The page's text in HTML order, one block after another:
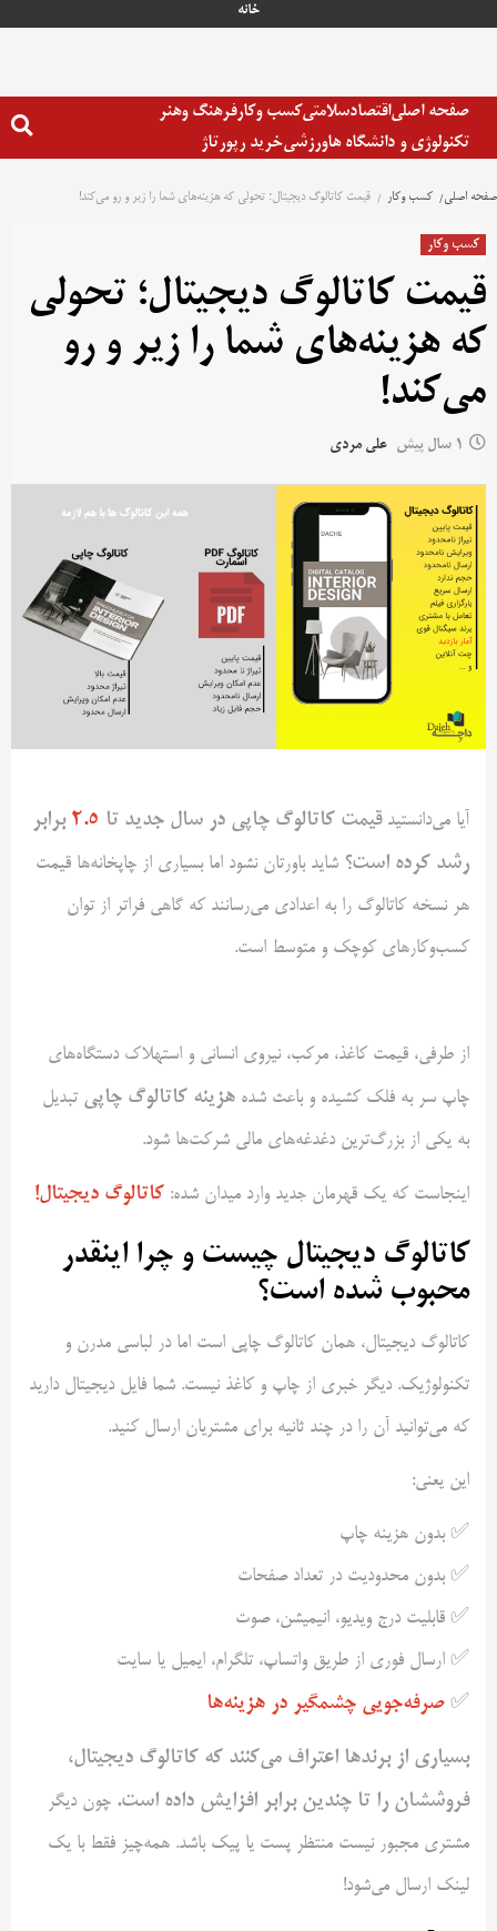
خانه
صفحه اصلیاقتصادسلامتیکسب وکارفرهنگ وهنر
تکنولوژی و دانشگاه هاورزشیخرید رپورتاژ
صفحه اصلی کسب وکار قیمت کاتالوگ دیجیتال؛ تحولی که هزینه‌های شما را زیر و رو می‌کند!
کسب وکار
قیمت کاتالوگ دیجیتال؛ تحولی
که هزینه‌های شما را زیر و رو
می‌کند!
1 سال پیش علی مردی
آیا می‌دانستیدقیمت کاتالوگ چاپی در سال جدید تا ۲.۵ برابر
رشد کرده است؟ شاید باورتان نشود اما بسیاری از چاپخانه‌ها قیمت
هر نسخه کاتالوگ را به اعدادی می‌رسانند که گاهی فراتر از توان
کسب‌وکارهای کوچک و متوسط است.
از طرفی، قیمت کاغذ، مرکب، نیروی انسانی و استهلاک دستگاه‌های
چاپ سر به فلک کشیده و باعث شده هزینه کاتالوگ چاپی تبدیل
به یکی از بزرگ‌ترین دغدغه‌های مالی شرکت‌ها شود.
اینجاست که یک قهرمان جدید وارد میدان شده: کاتالوگ دیجیتال!
کاتالوگ دیجیتال چیست و چرا اینقدر
محبوب شده است؟
کاتالوگ دیجیتال، همان کاتالوگ چاپی است اما در لباسی مدرن و
تکنولوژیک. دیگر خبری از چاپ و کاغذ نیست. شما فایل دیجیتال دارید
که می‌توانید آن را در چند ثانیه برای مشتریان ارسال کنید.
این یعنی:
✅ بدون هزینه چاپ
✅ بدون محدودیت در تعداد صفحات
✅ قابلیت درج ویدیو، انیمیشن، صوت
✅ ارسال فوری از طریق واتساپ، تلگرام، ایمیل یا سایت
✅ صرفه‌جویی چشمگیر در هزینه‌ها
بسیاری از برندها اعتراف می‌کنند که کاتالوگ دیجیتال،
فروششان را تا چندین برابر افزایش داده است. چون دیگر
مشتری مجبور نیست منتظر پست یا پیک باشد. همه‌چیز فقط با یک
لینک ارسال می‌شود!